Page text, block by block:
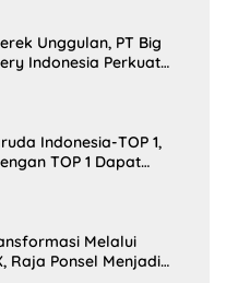
Unggulan, PT Big
Indonesia Perkuat
Indonesia-TOP 1,
TOP 1 Dapat
Melalui
Raja Ponsel Menjadi